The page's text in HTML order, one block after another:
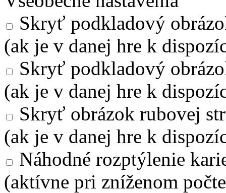
Skryť podkladový
(ak je v danej hre k
Skryť podkladový
(ak je v danej hre k
Skryť obrázok rubovej
(ak je v danej hre k
Náhodné rozptýlenie
(aktívne pri zníženom